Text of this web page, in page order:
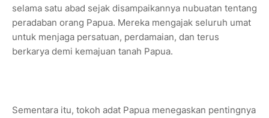
selama satu abad sejak disampaikannya nubuatan tentang
peradaban orang Papua. Mereka mengajak seluruh umat
untuk menjaga persatuan, perdamaian, dan terus
berkarya demi kemajuan tanah Papua.
Sementara itu, tokoh adat Papua menegaskan pentingnya